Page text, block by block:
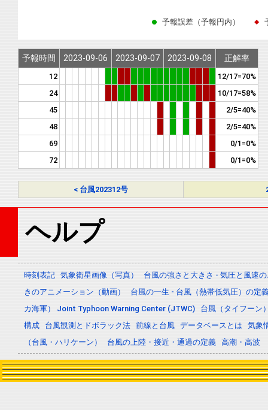
予報誤差（予報円内）
予報時間 2023-09-06 2023-09-07 2023-09-08 正解率
12
12/17=70%
24
10/17=58%
45
2/5=40%
48
2/5=40%
69
0/1=0%
72
0/1=0%
< 台風202312号
ヘルプ
時刻表記 気象衛星画像（写真）
台風の強さと大きさ - 気圧と風速
きのアニメーション（動画）
台風の一生 - 台風（熱帯低気圧）の定
カ海軍） Joint Typhoon Warning Center (JTWC)
台風（タイフーン
構成
台風観測とドボラック法 前線と台風 データベースとは
気象
（台風・ハリケーン）
台風の上陸・接近・通過の定義 高潮・高波